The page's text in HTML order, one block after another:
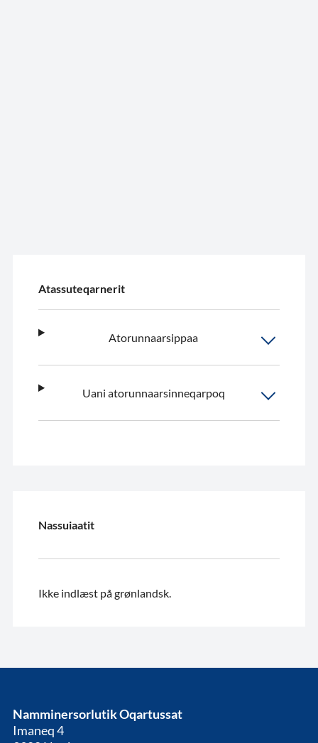
Atassuteqarnerit
Atorunnaarsippaa
Uani atorunnaarsinneqarpoq
Nassuiaatit
Ikke indlæst på grønlandsk.
Namminersorlutik Oqartussat
Imaneq 4